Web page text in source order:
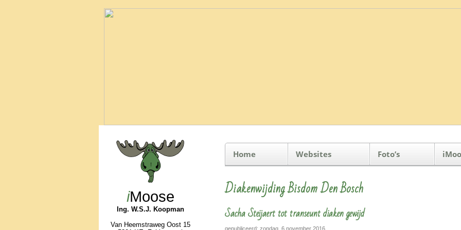
iMoose
Ing. W.S.J. Koopman
Van Heemstraweg Oost 15
Home Websites Foto’s
Diakenwijding Bisdom Den Bosch
Sacha Steijaert tot transeunt diaken gewijd
gepubliceerd: zondag, 6 november 2016